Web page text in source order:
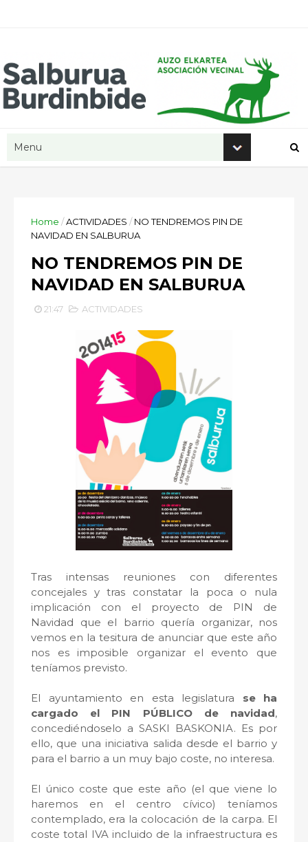
Home /ACTIVIDADES / NO TENDREMOS PIN DE
NAVIDAD EN SALBURUA
NO TENDREMOS PIN DE
NAVIDAD EN SALBURUA
21:47 ACTIVIDADES
Tras intensas reuniones con diferentes
concejales y tras constatar la poca o nula
implicación con el proyecto de PIN de
Navidad que el barrio quería organizar, nos
vemos en la tesitura de anunciar que este año
nos es imposible organizar el evento que
teníamos previsto.
El ayuntamiento en esta legislatura se ha
cargado el PIN PÚBLICO de navidad,
concediéndoselo a SASKI BASKONIA. Es por
ello, que una iniciativa salida desde el barrio y
para el barrio a un muy bajo coste, no interesa.
El único coste que este año (el que viene lo
haremos en el centro cívico) teníamos
contemplado, era la colocación de la carpa. El
coste total IVA incluido de la infraestructura es